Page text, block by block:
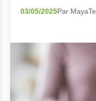
03/05/2025Par Maya